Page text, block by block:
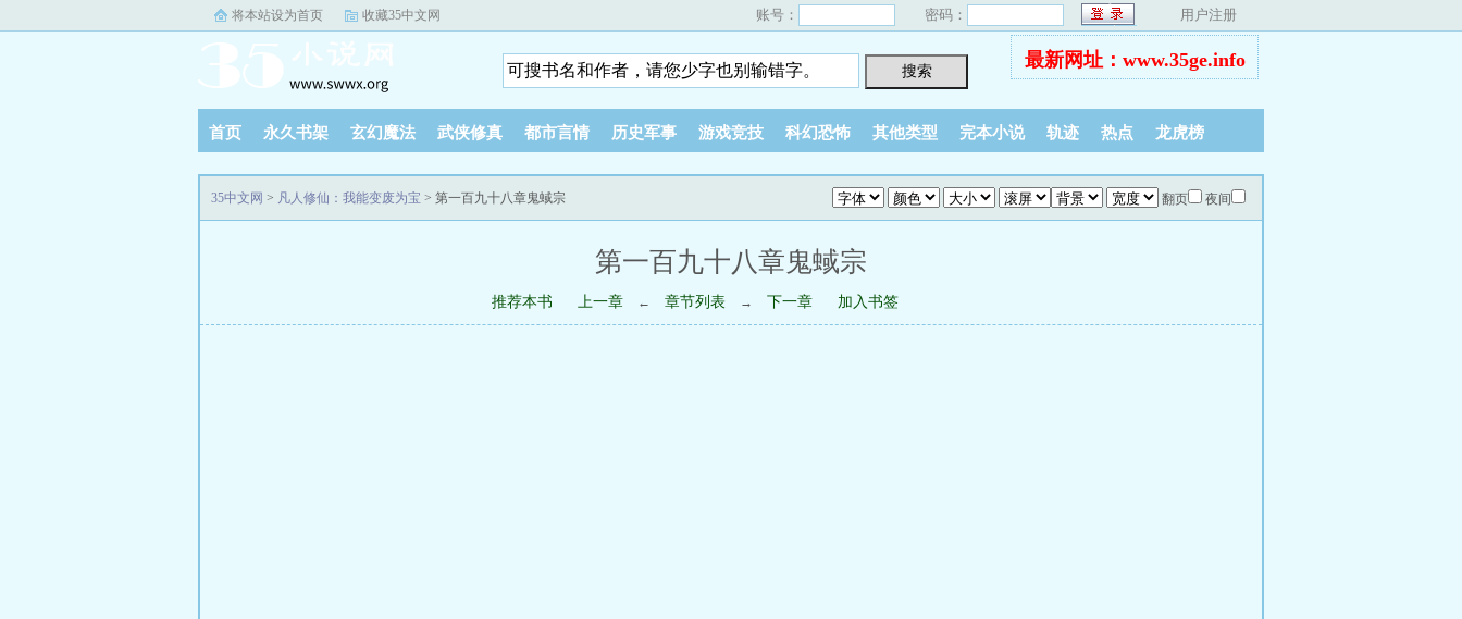
将本站设为首页 收藏35中文网 账号： 密码： 用户注册
最新网址：www.35ge.info
首页 永久书架 玄幻魔法 武侠修真 都市言情 历史军事 游戏竞技 科幻恐怖 其他类型 完本小说 轨迹 热点 龙虎榜
翻页 夜间
35中文网 > 凡人修仙：我能变废为宝 > 第一百九十八章鬼蜮宗
第一百九十八章鬼蜮宗
推荐本书 上一章 ← 章节列表 → 下一章 加入书签